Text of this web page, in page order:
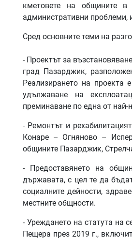
кметовете на общините в
административни проблеми,
Сред основните теми на
- Проектът за
град Пазарджик,
Реализирането на проекта
удължаване на
преминаване по една от най-
- Ремонтът и
Конаре – Огняново –
общините Пазарджик,
- Предоставянето на
държавата, с цел те да
социалните дейности,
местните общности.
- Уреждането на статута на
Пещера през 2019 г.,